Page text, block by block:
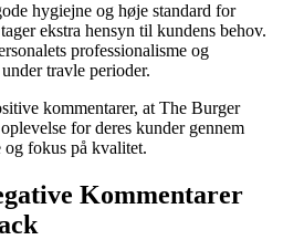
hygiejne og høje standard for
ekstra hensyn til kundens behov.
professionalisme og
travle perioder.
kommentarer, at The Burger
for deres kunder gennem
og fokus på kvalitet.
Kommentarer